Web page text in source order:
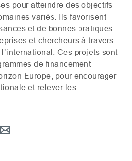
pour atteindre des objectifs
variés. Ils favorisent
et de bonnes pratiques
et chercheurs à travers
Ces projets sont
de financement
Europe, pour encourager
et relever les